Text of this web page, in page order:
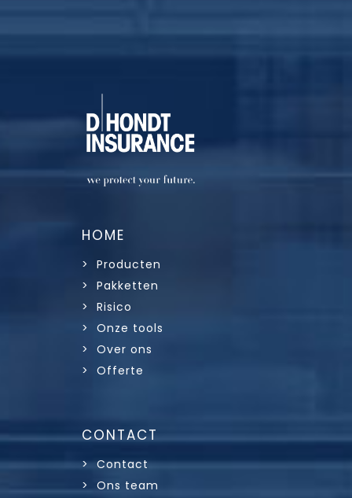
HOME
> Producten
> Pakketten
> Risico
> Onze tools
> Over ons
> Offerte
CONTACT
> Contact
> Ons team